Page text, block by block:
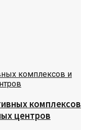
комплексов
центров